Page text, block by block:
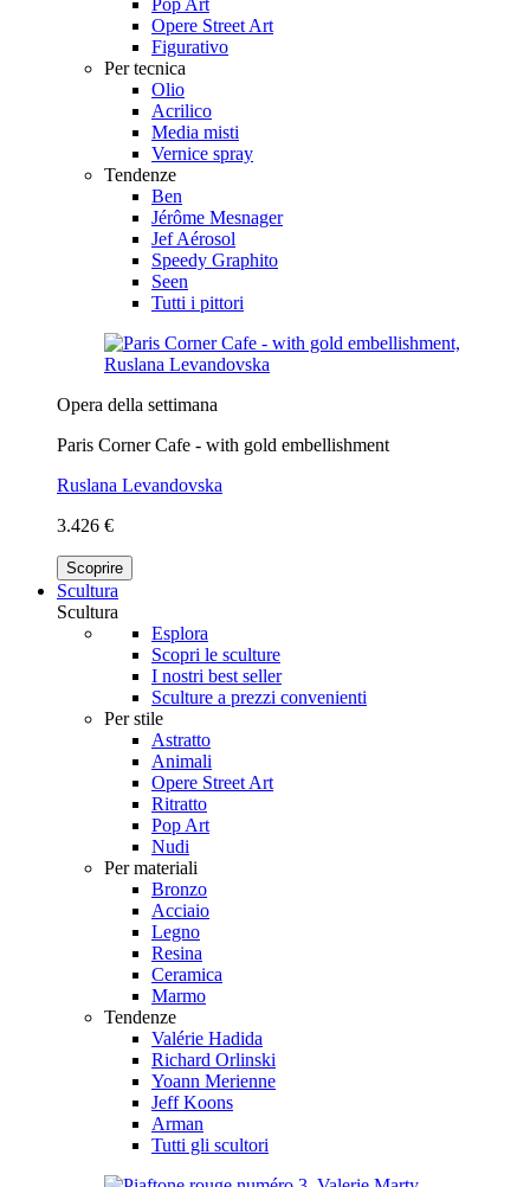
Opere Street Art
Figurativo
Per tecnica
Olio
Acrilico
Media misti
Vernice spray
Tendenze
Ben
Jérôme Mesnager
Jef Aérosol
Speedy Graphito
Seen
Tutti i pittori
Opera della settimana
Paris Corner Cafe - with gold embellishment
Ruslana Levandovska
3.426 €
Scoprire
Scultura
Scultura
Esplora
Scopri le sculture
I nostri best seller
Sculture a prezzi convenienti
Per stile
Astratto
Animali
Opere Street Art
Ritratto
Pop Art
Nudi
Per materiali
Bronzo
Acciaio
Legno
Resina
Ceramica
Marmo
Tendenze
Valérie Hadida
Richard Orlinski
Yoann Merienne
Jeff Koons
Arman
Tutti gli scultori